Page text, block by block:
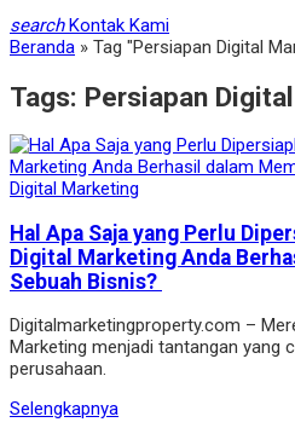
search Kontak Kami
Beranda » Tag "Persiapan Digital
Tags: Persiapan
Digital Marketing
Hal Apa Saja yang Perlu
Digital Marketing Anda
Sebuah Bisnis?
Digitalmarketingproperty.com –
Marketing menjadi tantangan yang
perusahaan.
Selengkapnya